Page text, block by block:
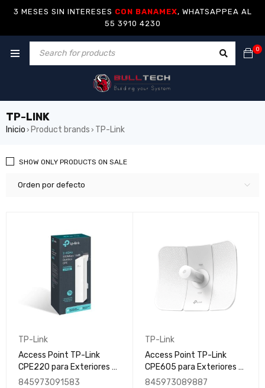
3 MESES SIN INTERESES CON BANAMEX, WHATSAPPEA AL
55 3910 4230
0
TP-LINK
Inicio › Product brands › TP-Link
Orden por defecto
SHOW ONLY PRODUCTS ON SALE
TP-Link
Access Point TP-Link
CPE220 para Exteriores /
Inalámbrico / 300 Mbit/s /
845973091583
TP-Link
Access Point TP-Link
CPE605 para Exteriores /
Inalámbrico / 150 Mbit/s /
845973089887